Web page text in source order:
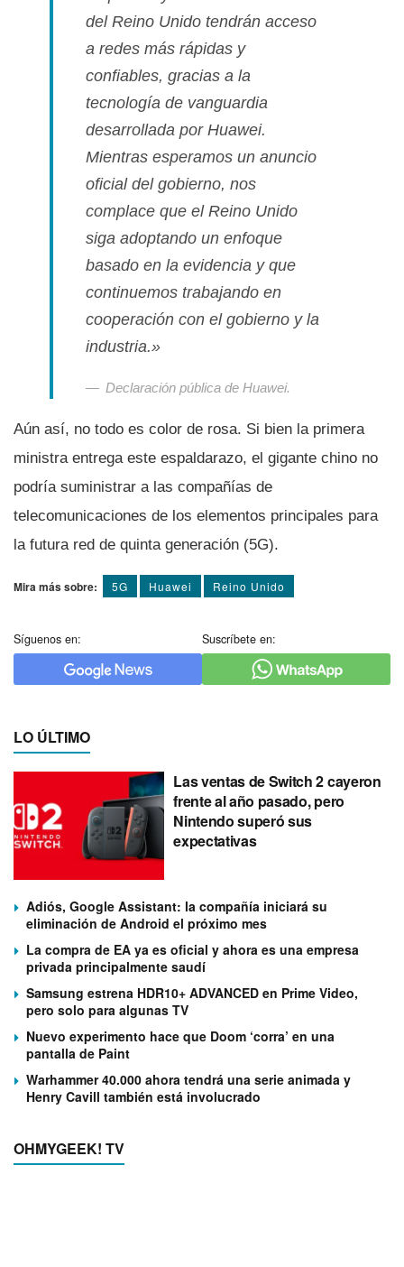
del Reino Unido tendrán acceso
a redes más rápidas y
confiables, gracias a la
tecnologí­a de vanguardia
desarrollada por Huawei.
Mientras esperamos un anuncio
oficial del gobierno, nos
complace que el Reino Unido
siga adoptando un enfoque
basado en la evidencia y que
continuemos trabajando en
cooperación con el gobierno y la
industria.»
Declaración pública de Huawei.
Aún así­, no todo es color de rosa. Si bien la primera
ministra entrega este espaldarazo, el gigante chino no
podrí­a suministrar a las compañí­as de
telecomunicaciones de los elementos principales para
la futura red de quinta generación (5G).
Mira más sobre: 5G Huawei Reino Unido
Síguenos en: Suscríbete en:
LO ÚLTIMO
Las ventas de Switch 2 cayeron
frente al año pasado, pero
Nintendo superó sus
expectativas
Adiós, Google Assistant: la compañía iniciará su
eliminación de Android el próximo mes
La compra de EA ya es oficial y ahora es una empresa
privada principalmente saudí
Samsung estrena HDR10+ ADVANCED en Prime Video,
pero solo para algunas TV
Nuevo experimento hace que Doom ‘corra’ en una
pantalla de Paint
Warhammer 40.000 ahora tendrá una serie animada y
Henry Cavill también está involucrado
OHMYGEEK! TV